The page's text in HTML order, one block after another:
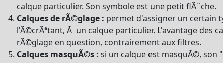
calque particulier. Son symbole est une petit flÃ¨che.
Calques de rÃ©glage : permet d'assigner un certain
l'Ã©crÃªtant, Ã un calque particulier. L'avantage des
rÃ©glage en question, contrairement aux filtres.
Calques masquÃ©s : si un calque est masquÃ©, son